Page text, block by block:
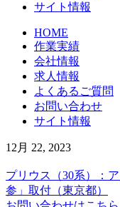
サイト情報
HOME
作業実績
会社情報
求人情報
よくあるご質問
お問い合わせ
サイト情報
12月 22, 2023
プリウス（30系）：
参」取付（東京都）